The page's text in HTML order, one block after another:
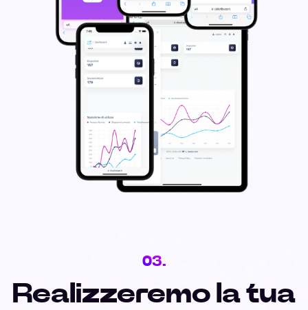
03.
Realizzeremo la tua